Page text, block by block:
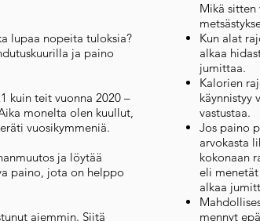
lupaa nopeita tuloksia?
ja paino
kuin teit vuonna 2020 –
monelta olen kuullut,
vuosikymmeniä.
ja löytää
paino, jota on helppo
aiemmin. Siitä
Mikä sitten
Kun alat
alkaa
jumittaa.
Kalorien
käynnistyy
vastustaa.
Jos paino
arvokasta
kokonaan
eli
alkaa
mennyt